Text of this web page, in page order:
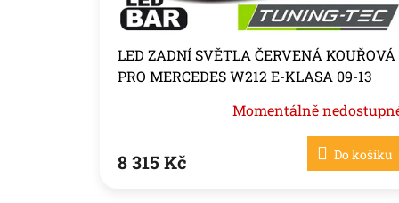
LED ZADNÍ SVĚTLA ČERVENÁ KOUŘOVÁ
PRO MERCEDES W212 E-KLASA 09-13
Momentálně
8 315 Kč Do košíku